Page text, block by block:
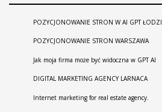
POZYCJONOWANIE STRON W AI GPT ŁODZI
POZYCJONOWANIE STRON WARSZAWA
Jak moja firma może być widoczna w GPT AI
DIGITAL MARKETING AGENCY LARNACA
Internet marketing for real estate agency.